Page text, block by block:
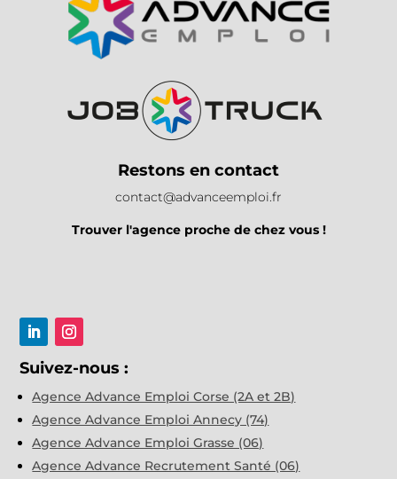
Restons en contact
contact@advanceemploi.fr
Trouver l'agence proche de chez vous !
Suivez-nous :
Agence Advance Emploi Corse (2A et 2B)
Agence Advance Emploi Annecy (74)
Agence Advance Emploi Grasse (06)
Agence Advance Recrutement Santé (06)